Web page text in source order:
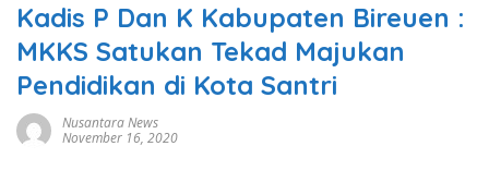
Kadis P Dan K Kabupaten Bireuen :
MKKS Satukan Tekad Majukan
Pendidikan di Kota Santri
Nusantara News
November 16, 2020